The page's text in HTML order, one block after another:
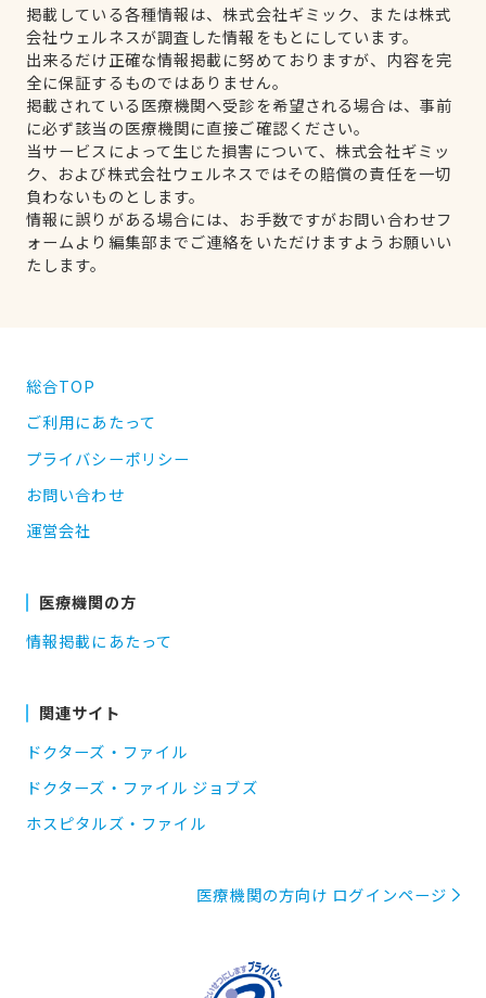
掲載している各種情報は、株式会社ギミック、または株式
会社ウェルネスが調査した情報をもとにしています。
出来るだけ正確な情報掲載に努めておりますが、内容を完
全に保証するものではありません。
掲載されている医療機関へ受診を希望される場合は、事前
に必ず該当の医療機関に直接ご確認ください。
当サービスによって生じた損害について、株式会社ギミッ
ク、および株式会社ウェルネスではその賠償の責任を一切
負わないものとします。
情報に誤りがある場合には、お手数ですがお問い合わせフ
ォームより編集部までご連絡をいただけますようお願いい
たします。
総合TOP
ご利用にあたって
プライバシーポリシー
お問い合わせ
運営会社
医療機関の方
情報掲載にあたって
関連サイト
ドクターズ・ファイル
ドクターズ・ファイル ジョブズ
ホスピタルズ・ファイル
医療機関の方向け ログインページ